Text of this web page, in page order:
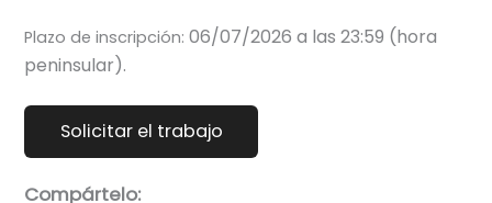
Plazo de inscripción:06/07/2026 a las 23:59 (hora
peninsular).
Compártelo: